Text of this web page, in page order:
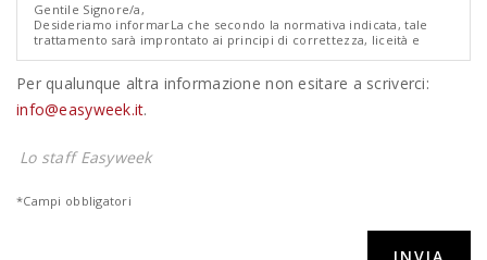
Gentile Signore/a,
Desideriamo informarLa che secondo la normativa indicata, tale
trattamento sarà improntato ai principi di correttezza, liceità e
relativo alla protezione dei dati personali ("GDPR"), pertanto, Le
forniamo le seguenti informazioni:
1. I dati da Lei forniti verranno trattati per le seguenti finalità:
3. Il conferimento dei dati è obbligatorio e l'eventuale rifiuto di
4. I dati non saranno comunicati ad altri soggetti, né saranno oggetto
Per qualunque altra informazione non esitare a scriverci:
info@easyweek.it.
Lo staff Easyweek
*Campi obbligatori